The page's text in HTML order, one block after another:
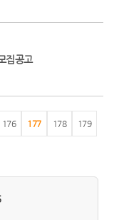
집공고
176 177 178 179